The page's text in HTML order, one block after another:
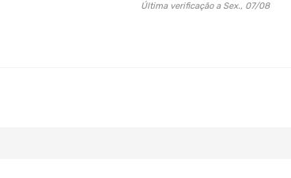
Última verificação a Sex., 07/08